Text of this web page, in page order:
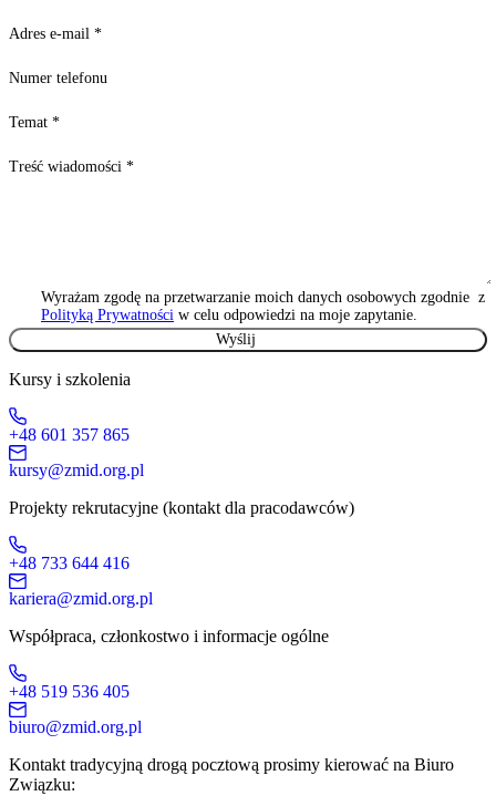
Adres e-mail *
Numer telefonu
Temat *
Treść wiadomości *
Wyrażam zgodę na przetwarzanie moich danych osobowych zgodnie z
Polityką Prywatności w celu odpowiedzi na moje zapytanie.
Kursy i szkolenia
+48 601 357 865
kursy@zmid.org.pl
Projekty rekrutacyjne (kontakt dla pracodawców)
+48 733 644 416
kariera@zmid.org.pl
Współpraca, członkostwo i informacje ogólne
+48 519 536 405
biuro@zmid.org.pl
Kontakt tradycyjną drogą pocztową prosimy kierować na Biuro
Związku: